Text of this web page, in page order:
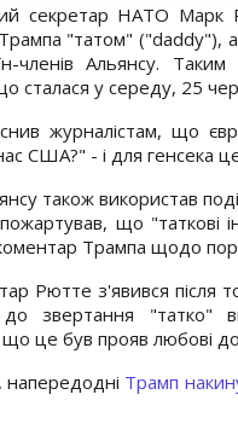
секретар НАТО
"татом" ("daddy"),
членів Альянсу.
сталася у середу, 25
журналістам, що
США?" - і для генсека
також використав
що "таткові
Трампа щодо
Рютте з'явився після
до звертання "татко"
це був прояв любові
напередодні Трамп